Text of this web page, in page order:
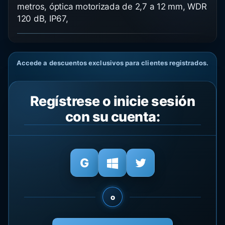
metros, óptica motorizada de 2,7 a 12 mm, WDR
120 dB, IP67,
Accede a descuentos exclusivos para clientes registrados.
Regístrese o inicie sesión
con su cuenta:
o